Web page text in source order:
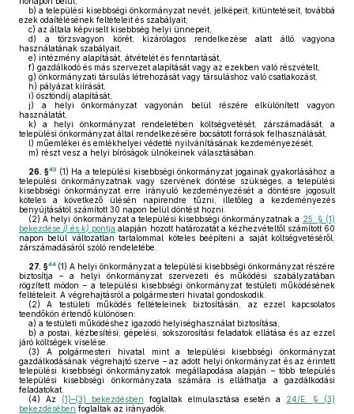
b) a települési kisebbségi önkormányzat nevét, jelképeit, kitüntetéseit, továbbá
ezek odaítélésének feltételeit és szabályait,
c) az általa képviselt kisebbség helyi ünnepeit,
d) a törzsvagyon körét, kizárólagos rendelkezése alatt álló vagyona
használatának szabályait,
e) intézmény alapítását, átvételét és fenntartását,
f) gazdálkodó és más szervezet alapítását vagy az ezekben való részvételt,
g) önkormányzati társulás létrehozását vagy társuláshoz való csatlakozást,
h) pályázat kiírását,
i) ösztöndíj alapítását,
j) a helyi önkormányzat vagyonán belül részére elkülönített vagyon
használatát,
k) a helyi önkormányzat rendeletében költségvetését, zárszámadását, a
települési önkormányzat által rendelkezésére bocsátott források felhasználását,
l) műemlékei és emlékhelyei védetté nyilvánításának kezdeményezését,
m) részt vesz a helyi bíróságok ülnökeinek választásában.
26. §43 (1) Ha a települési kisebbségi önkormányzat jogainak gyakorlásához a
települési önkormányzatnak vagy szervének döntése szükséges, a települési
kisebbségi önkormányzat erre irányuló kezdeményezését a döntésre jogosult
köteles a következő ülésén napirendre tűzni, illetőleg a kezdeményezés
benyújtásától számított 30 napon belül döntést hozni.
(2) A helyi önkormányzat a települési kisebbségi önkormányzatnak a 25. § (1)
bekezdésej) ésk) pontja alapján hozott határozatát a kézhezvételtől számított 60
napon belül változatlan tartalommal köteles beépíteni a saját költségvetéséről,
zárszámadásáról szóló rendeletébe.
27. §44 (1) A helyi önkormányzat a települési kisebbségi önkormányzat részére
biztosítja – a helyi önkormányzat szervezeti és működési szabályzatában
rögzített módon – a települési kisebbségi önkormányzat testületi működésének
feltételeit. A végrehajtásról a polgármesteri hivatal gondoskodik.
(2) A testületi működés feltételeinek biztosításán, az ezzel kapcsolatos
teendőkön értendő különösen:
a) a testületi működéshez igazodó helyiséghasználat biztosítása,
b) a postai, kézbesítési, gépelési, sokszorosítási feladatok ellátása és az ezzel
járó költségek viselése.
(3) A polgármesteri hivatal mint a települési kisebbségi önkormányzat
gazdálkodásának végrehajtó szerve – az adott helyi önkormányzat és az érintett
települési kisebbségi önkormányzatok megállapodása alapján – több település
települési kisebbségi önkormányzata számára is elláthatja a gazdálkodási
feladatokat.
(4) Az (1)–(3) bekezdésben foglaltak elmulasztása esetén a 24/E. § (3)
bekezdésében foglaltak az irányadók.